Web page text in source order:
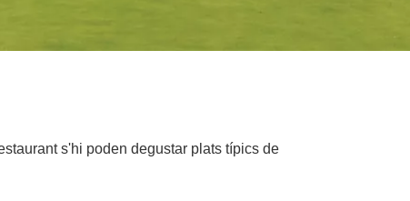
s'hi poden degustar plats típics de